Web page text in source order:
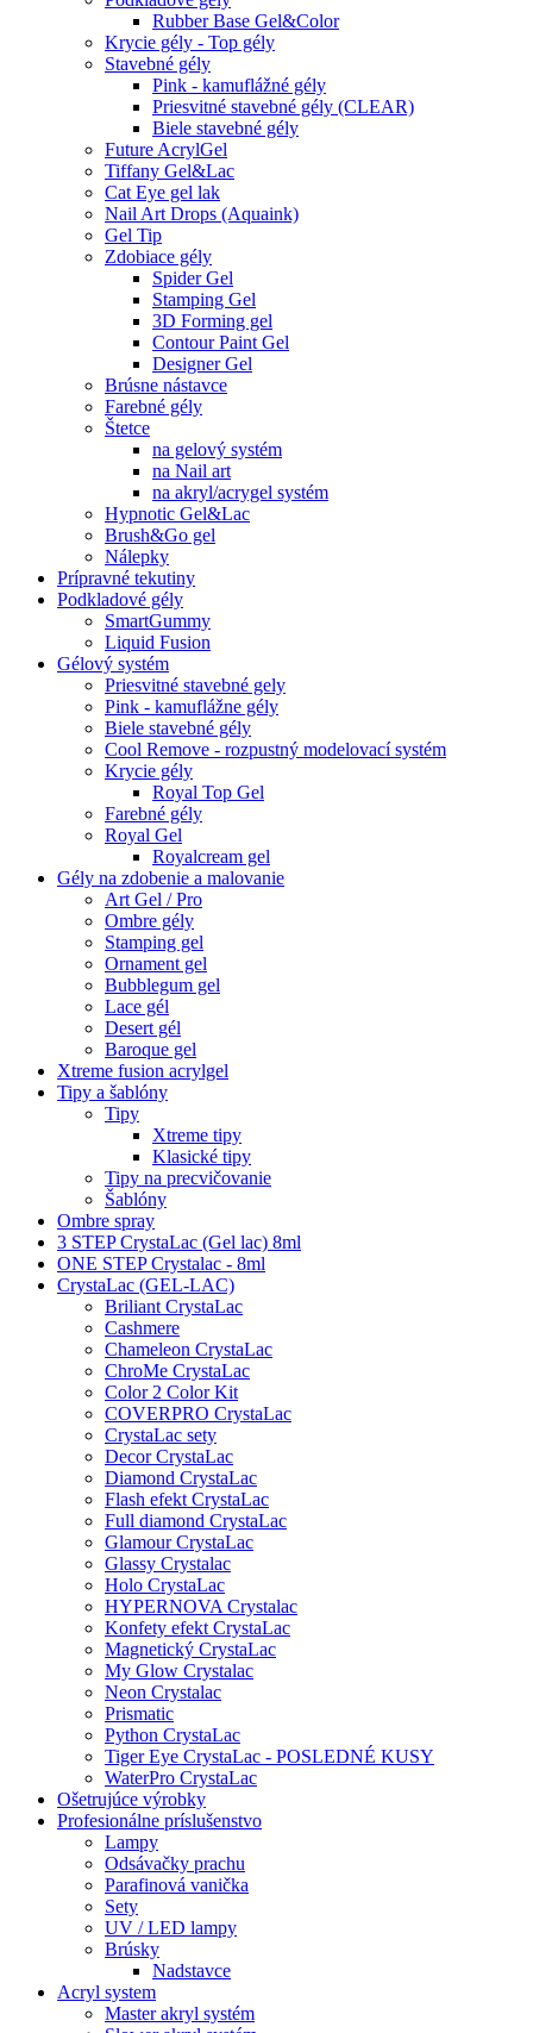
Rubber Base Gel&Color
Krycie gély - Top gély
Stavebné gély
Pink - kamuflážné gély
Priesvitné stavebné gély (CLEAR)
Biele stavebné gély
Future AcrylGel
Tiffany Gel&Lac
Cat Eye gel lak
Nail Art Drops (Aquaink)
Gel Tip
Zdobiace gély
Spider Gel
Stamping Gel
3D Forming gel
Contour Paint Gel
Designer Gel
Brúsne nástavce
Farebné gély
Štetce
na gelový systém
na Nail art
na akryl/acrygel systém
Hypnotic Gel&Lac
Brush&Go gel
Nálepky
Prípravné tekutiny
Podkladové gély
SmartGummy
Liquid Fusion
Gélový systém
Priesvitné stavebné gely
Pink - kamuflážne gély
Biele stavebné gély
Cool Remove - rozpustný modelovací systém
Krycie gély
Royal Top Gel
Farebné gély
Royal Gel
Royalcream gel
Gély na zdobenie a malovanie
Art Gel / Pro
Ombre gély
Stamping gel
Ornament gel
Bubblegum gel
Lace gél
Desert gél
Baroque gel
Xtreme fusion acrylgel
Tipy a šablóny
Tipy
Xtreme tipy
Klasické tipy
Tipy na precvičovanie
Šablóny
Ombre spray
3 STEP CrystaLac (Gel lac) 8ml
ONE STEP Crystalac - 8ml
CrystaLac (GEL-LAC)
Briliant CrystaLac
Cashmere
Chameleon CrystaLac
ChroMe CrystaLac
Color 2 Color Kit
COVERPRO CrystaLac
CrystaLac sety
Decor CrystaLac
Diamond CrystaLac
Flash efekt CrystaLac
Full diamond CrystaLac
Glamour CrystaLac
Glassy Crystalac
Holo CrystaLac
HYPERNOVA Crystalac
Konfety efekt CrystaLac
Magnetický CrystaLac
My Glow Crystalac
Neon Crystalac
Prismatic
Python CrystaLac
Tiger Eye CrystaLac - POSLEDNÉ KUSY
WaterPro CrystaLac
Ošetrujúce výrobky
Profesionálne príslušenstvo
Lampy
Odsávačky prachu
Parafinová vanička
Sety
UV / LED lampy
Brúsky
Nadstavce
Acryl system
Master akryl systém